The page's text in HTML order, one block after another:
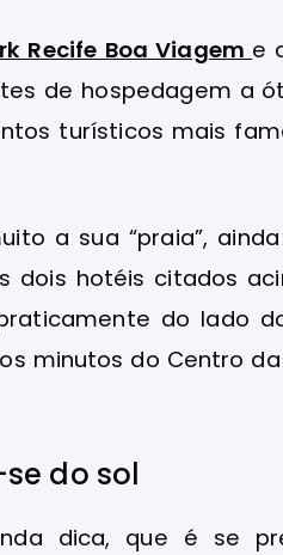
Recife Boa Viagem e
de hospedagem a
turísticos mais
a sua “praia”,
dois hotéis citados
do lado
minutos do Centro
do sol
dica, que é se